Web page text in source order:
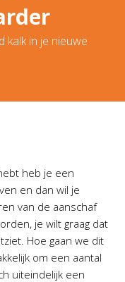
kalk in je nieuwe
heb je een
en dan wil je
van de aanschaf
je wilt graag dat
Hoe gaan we dit
om een aantal
uiteindelijk een